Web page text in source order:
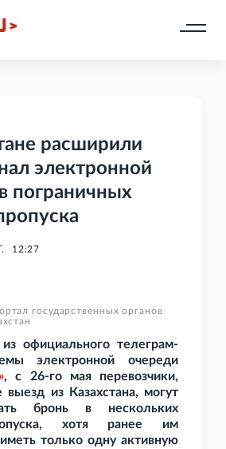
расширили
электронной
пограничных
12:27
государственных органов
официального телеграм-
электронной очереди
, с 26-го мая перевозчики,
из Казахстана, могут
бронь в нескольких
хотя ранее им
только одну активную